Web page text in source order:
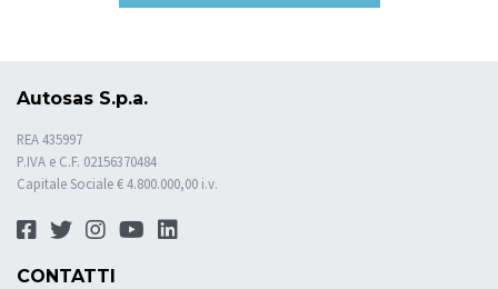
Autosas S.p.a.
REA 435997
P.IVA e C.F. 02156370484
Capitale Sociale € 4.800.000,00 i.v.
CONTATTI